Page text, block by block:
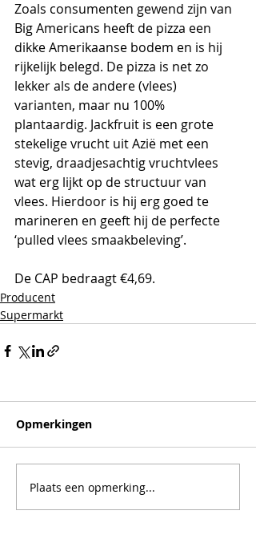
Zoals consumenten gewend zijn van
Big Americans heeft de pizza een
dikke Amerikaanse bodem en is hij
rijkelijk belegd. De pizza is net zo
lekker als de andere (vlees)
varianten, maar nu 100%
plantaardig. Jackfruit is een grote
stekelige vrucht uit Azië met een
stevig, draadjesachtig vruchtvlees
wat erg lijkt op de structuur van
vlees. Hierdoor is hij erg goed te
marineren en geeft hij de perfecte
‘pulled vlees smaakbeleving’.
De CAP bedraagt €4,69.
Producent
Supermarkt
Opmerkingen
Plaats een opmerking...